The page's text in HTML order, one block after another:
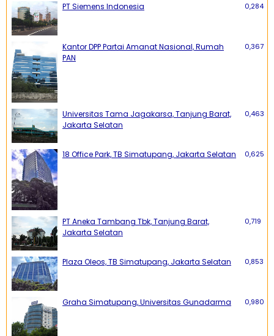
PT Siemens Indonesia 0,284
Kantor DPP Partai Amanat Nasional, Rumah
PAN
0,367
Universitas Tama Jagakarsa, Tanjung Barat,
Jakarta Selatan
0,463
18 Office Park, TB Simatupang, Jakarta Selatan 0,625
PT Aneka Tambang Tbk, Tanjung Barat,
Jakarta Selatan
0,719
Plaza Oleos, TB Simatupang, Jakarta Selatan 0,853
Graha Simatupang, Universitas Gunadarma 0,980